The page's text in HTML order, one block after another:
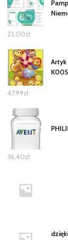
23,00zł
47,99zł
36,40zł